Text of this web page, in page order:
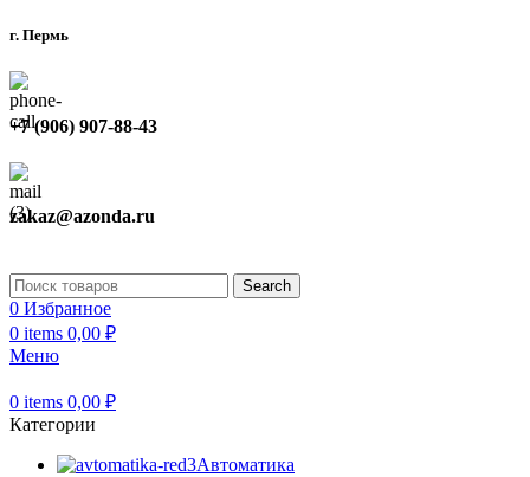
г. Пермь
+7 (906) 907-88-43
zakaz@azonda.ru
Search
0 Избранное
0 items 0,00 ₽
Меню
0 items 0,00 ₽
Категории
Автоматика